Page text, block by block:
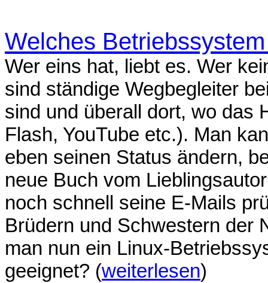
Welches
Wer eins hat, liebt es. Wer
sind ständige Wegbegleiter
sind und überall dort, wo das
Flash, YouTube etc.). Man
eben seinen Status ändern,
neue Buch vom
noch schnell seine E-Mails
Brüdern und Schwestern der
man nun ein Linux-
geeignet? (weiterlesen)